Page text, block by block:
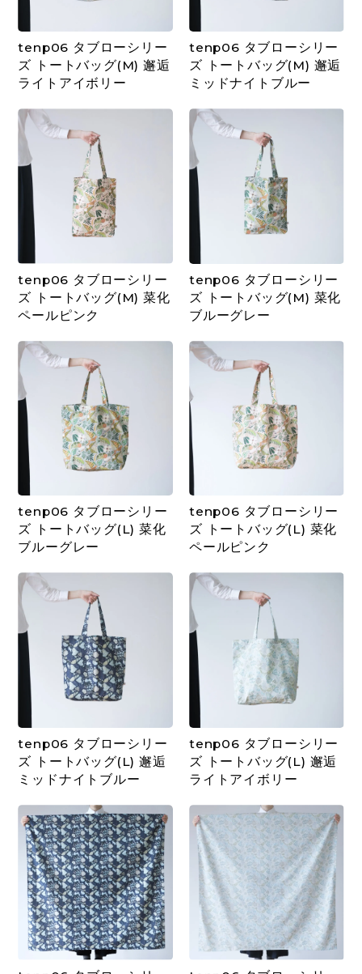
tenp06 タブローシリー
ズ トートバッグ(M) 邂逅
ライトアイボリー
tenp06 タブローシリー
ズ トートバッグ(M) 邂逅
ミッドナイトブルー
tenp06 タブローシリー
ズ トートバッグ(M) 菜化
ペールピンク
tenp06 タブローシリー
ズ トートバッグ(M) 菜化
ブルーグレー
tenp06 タブローシリー
ズ トートバッグ(L) 菜化
ブルーグレー
tenp06 タブローシリー
ズ トートバッグ(L) 菜化
ペールピンク
tenp06 タブローシリー
ズ トートバッグ(L) 邂逅
ミッドナイトブルー
tenp06 タブローシリー
ズ トートバッグ(L) 邂逅
ライトアイボリー